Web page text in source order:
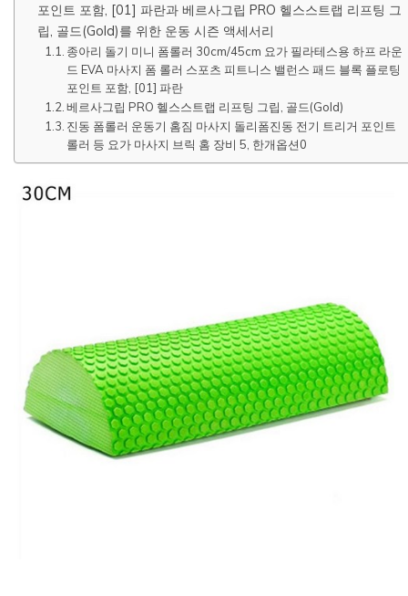
포인트 포함, [01] 파란과 베르사그립 PRO 헬스스트랩 리프팅 그
립, 골드(Gold)를 위한 운동 시즌 액세서리
종아리 돌기 미니 폼롤러 30cm/45cm 요가 필라테스용 하프 라운
드 EVA 마사지 폼 롤러 스포츠 피트니스 밸런스 패드 블록 플로팅
포인트 포함, [01] 파란
베르사그립 PRO 헬스스트랩 리프팅 그립, 골드(Gold)
진동 폼롤러 운동기 홈짐 마사지 돌리폼진동 전기 트리거 포인트
롤러 등 요가 마사지 브릭 홈 장비 5, 한개옵션0